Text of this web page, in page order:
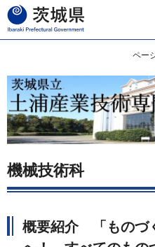
茨城県
ペー
機械技術科
概要紹介
「もの